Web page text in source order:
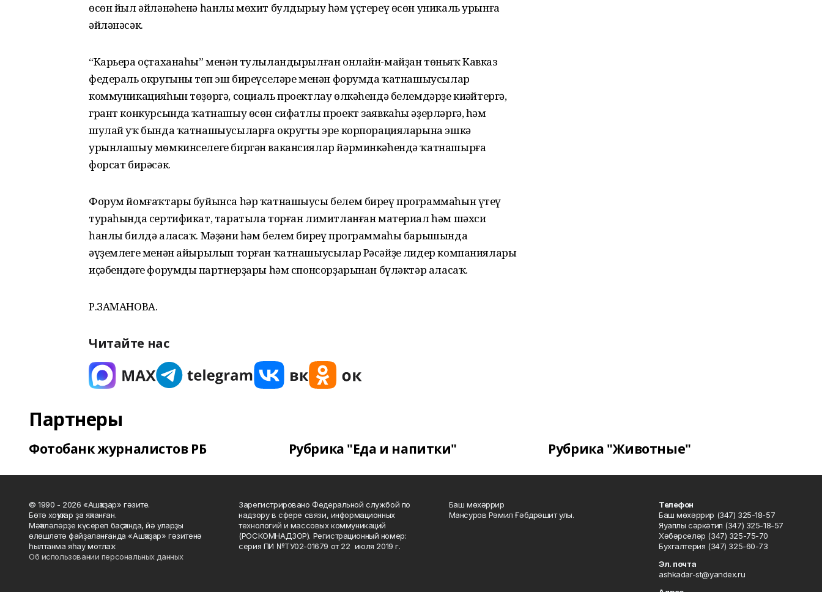
өсөн йыл әйләнәһенә һанлы мөхит булдырыу һәм үҫтереү өсөн уникаль урынға
әйләнәсәк.
“Карьера оҫтаханаһы” менән тулыландырылған онлайн-майҙан төньяҡ Кавказ
федераль округының төп эш биреүселәре менән форумда ҡатнашыусылар
коммуникацияһын төҙөргә, социаль проектлау өлкәһендә белемдәрҙе киңәйтергә,
грант конкурсында ҡатнашыу өсөн сифатлы проект заявкаһы әҙерләргә, һәм
шулай уҡ бында ҡатнашыусыларға округтың эре корпорацияларына эшкә
урынлашыу мөмкинселеге биргән вакансиялар йәрминкәһендә ҡатнашырға
форсат бирәсәк.
Форум йомғаҡтары буйынса һәр ҡатнашыусы белем биреү программаһын үтеү
тураһында сертификат, таратыла торған лимитланған материал һәм шәхси
һанлы билдә аласаҡ. Мәҙәни һәм белем биреү программаһы барышында
әүҙемлеге менән айырылып торған ҡатнашыусылар Рәсәйҙең лидер компаниялары
иҫәбендәге форумдың партнерҙары һәм спонсорҙарынан бүләктәр аласаҡ.
Р.ЗАМАНОВА.
Читайте нас
Партнеры
Фотобанк журналистов РБ Рубрика "Еда и напитки" Рубрика "Животные"
© 1990 - 2026 «Ашҡаҙар» гәзите.
Бөтә хоҡуҡтар ҙа яҡланған.
Мәҡәләләрҙе күсереп баҫҡанда, йә уларҙы
өлөшләтә файҙаланғанда «Ашҡаҙар» гәзитенә
һылтанма яһау мотлаҡ.
Об использовании персональных данных
Зарегистрировано Федеральной службой по
надзору в сфере связи, информационных
технологий и массовых коммуникаций
(РОСКОМНАДЗОР). Регистрационный номер:
серия ПИ №ТУ02-01679 от 22 июля 2019 г.
Баш мөхәррир
Мансуров Рәмил Ғәбдрәшит улы.
Телефон
Баш мөхәррир (347) 325-18-57
Яуаплы сәркәтип (347) 325-18-57
Хәбәрселәр (347) 325-75-70
Бухгалтерия (347) 325-60-73
Эл. почта
ashkadar-st@yandex.ru